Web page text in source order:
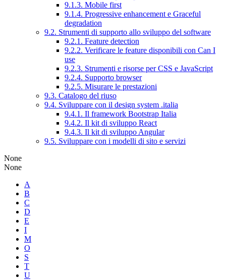
9.1.3. Mobile first
9.1.4. Progressive enhancement e Graceful
degradation
9.2. Strumenti di supporto allo sviluppo del software
9.2.1. Feature detection
9.2.2. Verificare le feature disponibili con Can I
use
9.2.3. Strumenti e risorse per CSS e JavaScript
9.2.4. Supporto browser
9.2.5. Misurare le prestazioni
9.3. Catalogo del riuso
9.4. Sviluppare con il design system .italia
9.4.1. Il framework Bootstrap Italia
9.4.2. Il kit di sviluppo React
9.4.3. Il kit di sviluppo Angular
9.5. Sviluppare con i modelli di sito e servizi
None
None
A
B
C
D
E
I
M
O
S
T
U